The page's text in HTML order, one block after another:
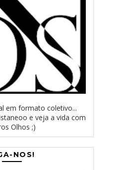
em formato coletivo...
e veja a vida com
Olhos ;)
NOS!